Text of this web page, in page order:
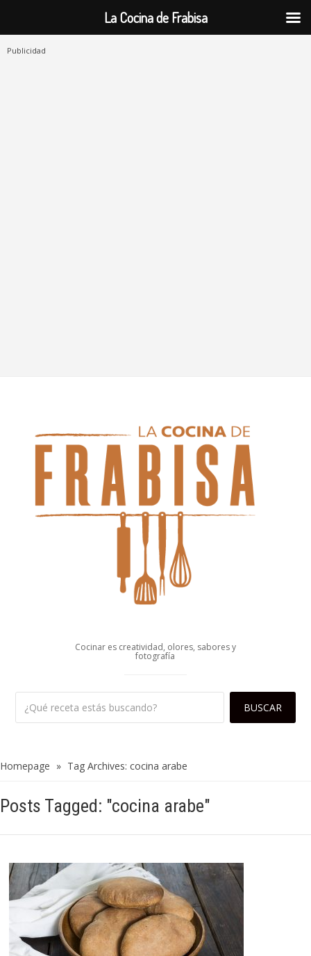
Publicidad
Cocinar es creatividad, olores, sabores y
fotografía
Homepage » Tag Archives: cocina arabe
Posts Tagged: "cocina arabe"
La Cocina de Frabisa